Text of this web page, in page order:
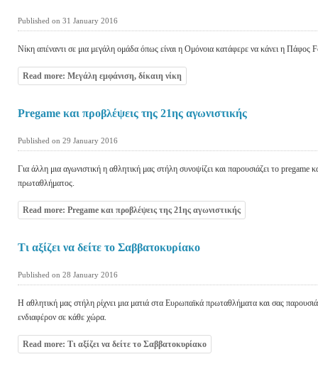
Published on 31 January 2016
Νίκη απέναντι σε μια μεγάλη ομάδα όπως είναι η Ομόνοια κατάφερε να κάνει η Πάφος
Read more: Μεγάλη εμφάνιση, δίκαιη νίκη
Pregame και προβλέψεις της 21ης αγωνιστικής
Published on 29 January 2016
Για άλλη μια αγωνιστική η αθλητική μας στήλη συνοψίζει και παρουσιάζει το pregame
πρωταθλήματος.
Read more: Pregame και προβλέψεις της 21ης αγωνιστικής
Τι αξίζει να δείτε το Σαββατοκυρίακο
Published on 28 January 2016
Η αθλητική μας στήλη ρίχνει μια ματιά στα Ευρωπαϊκά πρωταθλήματα και σας
ενδιαφέρον σε κάθε χώρα.
Read more: Τι αξίζει να δείτε το Σαββατοκυρίακο